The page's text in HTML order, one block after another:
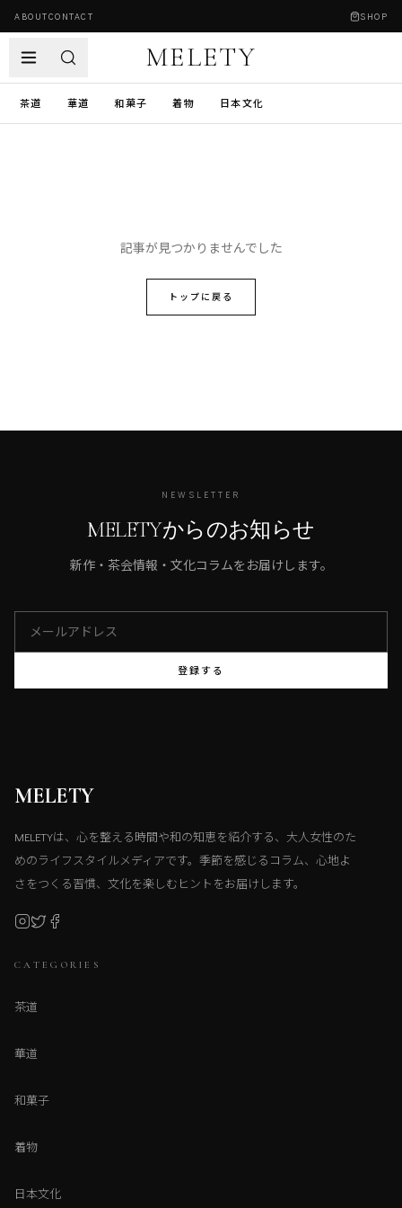
ABOUTCONTACT SHOP
MELETY
茶道 華道 和菓子 着物 日本文化
記事が見つかりませんでした
トップに戻る
NEWSLETTER
MELETYからのお知らせ
新作・茶会情報・文化コラムをお届けします。
登録する
MELETY
MELETYは、心を整える時間や和の知恵を紹介する、大人女性のた
めのライフスタイルメディアです。季節を感じるコラム、心地よ
さをつくる習慣、文化を楽しむヒントをお届けします。
CATEGORIES
茶道
華道
和菓子
着物
日本文化